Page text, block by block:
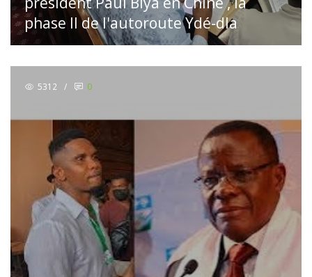
phase II de l'autoroute Ydé-dla
5312 / 0